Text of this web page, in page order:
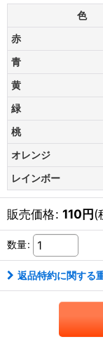
色
赤
青
黄
緑
桃
オレンジ
レインボー
販売価格: 110円(
数量:
返品特約に関する